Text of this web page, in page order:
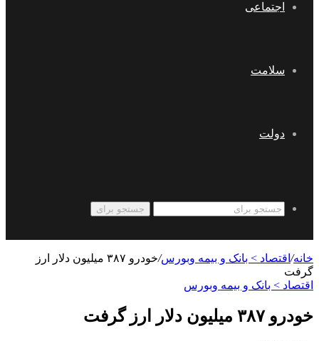
اجتماعی
سلامت
دولت
جستجو برای
خانه/ اقتصاد > بانک و بیمه وبورس/
خودرو ۳۸۷ میلیون دلار ارز
گرفت
اقتصاد > بانک و بیمه وبورس
خودرو ۳۸۷ میلیون دلار ارز گرفت